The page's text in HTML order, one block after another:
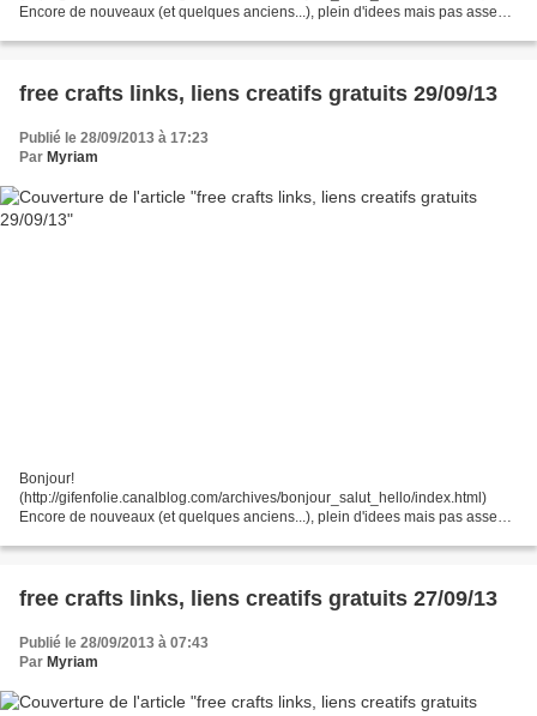
Encore de nouveaux (et quelques anciens...), plein d'idees mais pas assez
http://mmmcrafts.blogspot.fr/2011/06/guest-post-for-craft-camp-3d-
free crafts links, liens creatifs gratuits 29/09/13
Publié le 28/09/2013 à 17:23
Par Myriam
Bonjour!
(http://gifenfolie.canalblog.com/archives/bonjour_salut_hello/index.html)
Encore de nouveaux (et quelques anciens...), plein d'idees mais pas assez
http://mmmcrafts.blogspot.fr/2011/06/guest-post-for-craft-camp-3d-
free crafts links, liens creatifs gratuits 27/09/13
Publié le 28/09/2013 à 07:43
Par Myriam